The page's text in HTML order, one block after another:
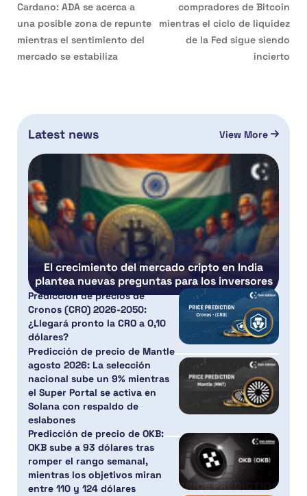
Cardano: ADA se acerca a
una posible zona de repunte
mientras el sentimiento del
mercado se estabiliza
compradores de Bitcoin
mientras el ciclo de liquidez
de la Fed sigue siendo
incierto
Latest news View More
El crecimiento del mercado cripto en India
plantea nuevas preguntas para los inversores
Predicción de precios de
Cronos (CRO) 2026-2050:
¿Llegará pronto la CRO a 0,10
dólares?
Predicción de precio de Mantle
agosto 2026: La selección
nacional sube un 9% mientras
el Super Portal se activa en
Solana con respaldo de
eslabones
Predicción de precio de OKB:
OKB sube a 93 dólares tras
romper el rango semanal,
mientras los objetivos miran
entre 110 y 124 dólares